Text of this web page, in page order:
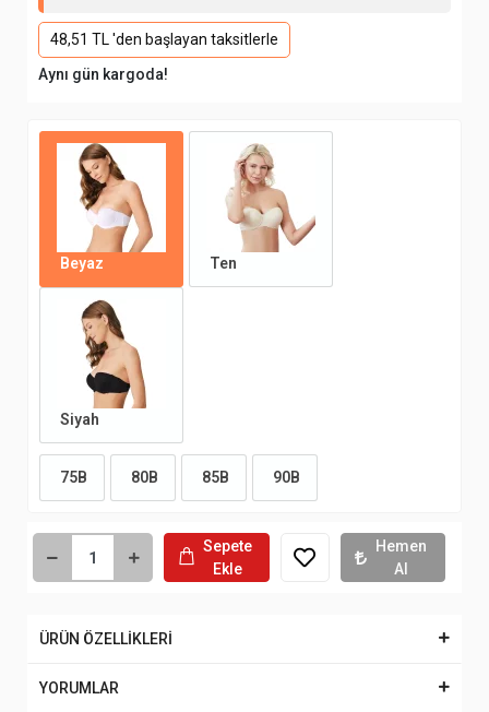
48,51 TL 'den başlayan taksitlerle
Aynı gün kargoda!
Beyaz Ten
Siyah
75B 80B 85B 90B
Sepete
Ekle
Hemen
Al
ÜRÜN ÖZELLİKLERİ
YORUMLAR